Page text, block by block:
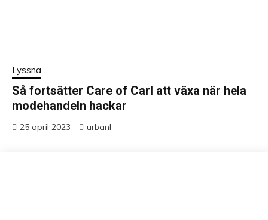
Lyssna
Så fortsätter Care of Carl att växa när hela
modehandeln hackar
25 april 2023 urbanl